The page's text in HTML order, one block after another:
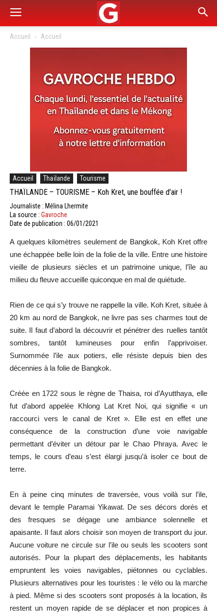
Accueil Accueil
Accueil Thaïlande Tourisme
THAÏLANDE – TOURISME – Koh Kret, une bouffée d’air !
Journaliste : Mélina Lhermite
La source : Gavroche
Date de publication : 06/01/2021
A quelques kilomètres seulement de Bangkok, Koh Kret offre
une échappée belle loin de la folie de la ville. Entre une histoire
vieille de plusieurs siècles et un patrimoine unique, l’île au
milieu du fleuve accueille quiconque en mal de quiétude.
Rien de ce qui s’y trouve ne rappelle la ville. Koh Kret, située à
20 km au nord de Bangkok, ne livre pas ses charmes tout de
suite. Il faut d’abord la découvrir et pénétrer des ruelles tantôt
sombres, tantôt lumineuses pour enfin l’apprivoiser.
Surnommée l’ile aux potiers, elle résiste depuis bien des
décennies à la folie de Bangkok.
Créée en 1722 sous le règne de Thaisa, roi d’Ayutthaya, elle
fut d’abord appelée Khlong Lat Kret Noi, qui signifie « un
raccourci vers le canal de Kret ». Elle est en effet une
conséquence de la construction d’une voie navigable
permettant d’éviter un détour par le Chao Phraya. Avec le
temps, le cours d’eau s’est élargi jusqu’à isoler ce bout de
terre.
En à peine cinq minutes de traversée, vous voilà sur l’ile,
devant le temple Paramai Yikawat. De ses décors dorés et
des fresques se dégage une ambiance solennelle et
apaisante. Il faut alors choisir son moyen de transport du jour.
Aucune voiture ne circule sur l’ile ou seuls les scooters sont
autorisés. Pour la plupart des déplacements, les habitants
empruntent les voies navigables, piétonnes ou cyclables.
Plusieurs alternatives pour les touristes : le vélo ou la marche
à pied. Même si des scooters sont proposés à la location, ils
restent un moyen rapide de se déplacer et non propices à